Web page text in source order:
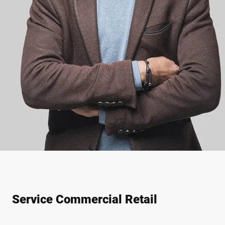
Service Commercial Retail